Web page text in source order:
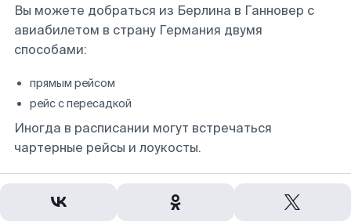
Вы можете добраться из Берлина в Ганновер с
авиабилетом в страну Германия двумя
способами:
прямым рейсом
рейс с пересадкой
Иногда в расписании могут встречаться
чартерные рейсы и лоукосты.